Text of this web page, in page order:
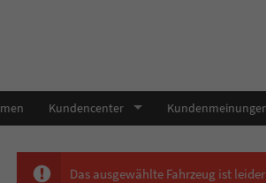
Kundencenter
Das ausgewählte Fahrzeug ist